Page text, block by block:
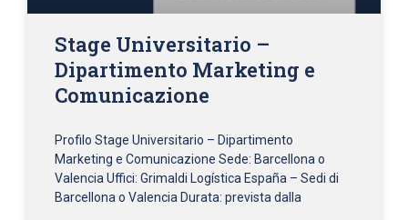
Stage Universitario –
Dipartimento Marketing e
Comunicazione
Profilo Stage Universitario – Dipartimento
Marketing e Comunicazione Sede: Barcellona o
Valencia Uffici: Grimaldi Logística España – Sedi di
Barcellona o Valencia Durata: prevista dalla